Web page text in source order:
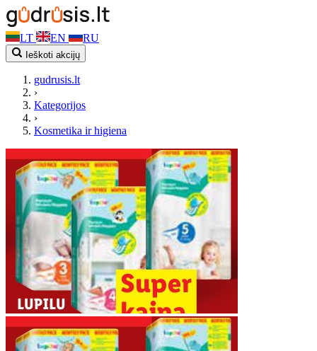
LT EN RU
Ieškoti akcijų
gudrusis.lt
›
Kategorijos
›
Kosmetika ir higiena